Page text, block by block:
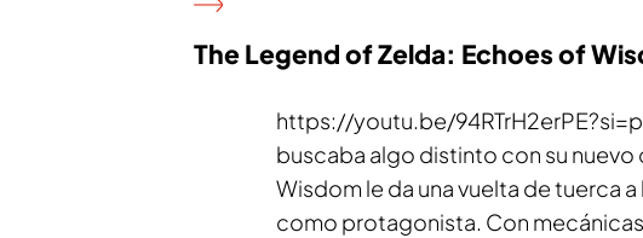
The Legend of Zelda: Echoes of
https://youtu.be/
buscaba algo distinto con su nuevo
Wisdom le da una vuelta de tuerca
como protagonista. Con